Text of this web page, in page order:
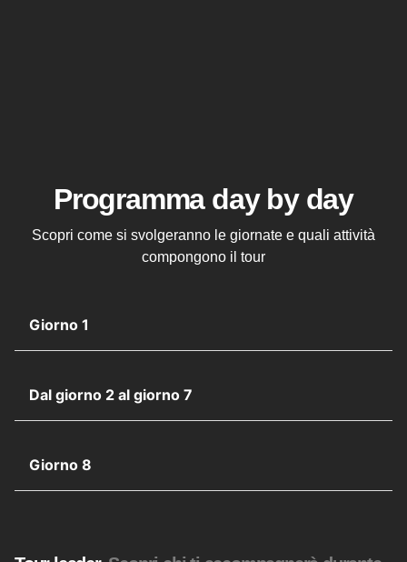
Programma day by day
Scopri come si svolgeranno le giornate e quali attività
compongono il tour
Giorno 1
Dal giorno 2 al giorno 7
Giorno 8